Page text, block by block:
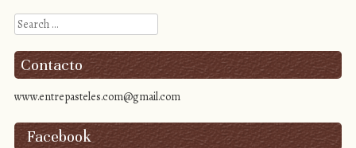
Search
Contacto
www.entrepasteles.com@gmail.com
Facebook